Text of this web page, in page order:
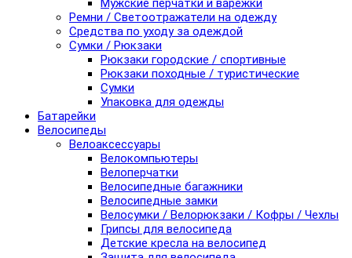
Мужские перчатки и варежки
Ремни / Светоотражатели на одежду
Средства по уходу за одеждой
Сумки / Рюкзаки
Рюкзаки городские / спортивные
Рюкзаки походные / туристические
Сумки
Упаковка для одежды
Батарейки
Велосипеды
Велоаксессуары
Велокомпьютеры
Велоперчатки
Велосипедные багажники
Велосипедные замки
Велосумки / Велорюкзаки / Кофры / Чехлы
Грипсы для велосипеда
Детские кресла на велосипед